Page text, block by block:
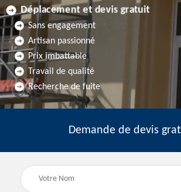
Déplacement et devis gratuit
Sans engagement
Artisan passionné
Prix imbattable
Travail de qualité
Recherche de fuite
Demande de devis